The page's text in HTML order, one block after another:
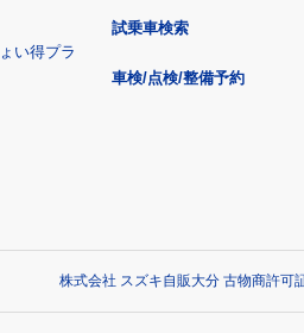
い得プラ
試乗車検索
車検/点検/整備予約
株式会社 スズキ自販大分 古物商許